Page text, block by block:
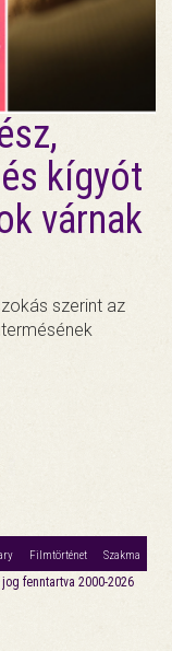
kígyót
várnak
szerint az
Filmtörténet Szakma
fenntartva 2000-2026